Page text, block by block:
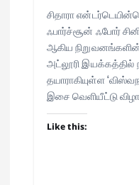
சிதாரா
ஃபார்ச்சூன் ஃபோர்
ஆகிய
அட்லூரி இயக்கத்தில்
தயாராகியுள்ள
இசை வெளியீட்டு
Like this: